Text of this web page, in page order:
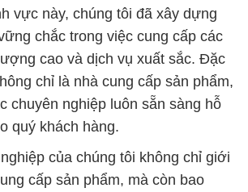
vực này, chúng tôi đã xây dựng
chắc trong việc cung cấp các
cao và dịch vụ xuất sắc. Đặc
chỉ là nhà cung cấp sản phẩm,
chuyên nghiệp luôn sẵn sàng hỗ
quý khách hàng.
của chúng tôi không chỉ giới
cấp sản phẩm, mà còn bao